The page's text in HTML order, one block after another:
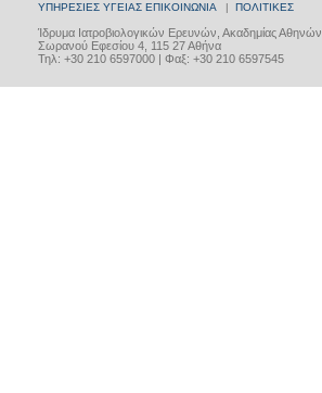
ΥΠΗΡΕΣΙΕΣ ΥΓΕΙΑΣ ΕΠΙΚΟΙΝΩΝΙΑ | ΠΟΛΙΤΙΚΕΣ
Ίδρυμα Ιατροβιολογικών Ερευνών, Ακαδημίας Αθηνών
Σωρανού Εφεσίου 4, 115 27 Αθήνα
Τηλ: +30 210 6597000 | Φαξ: +30 210 6597545